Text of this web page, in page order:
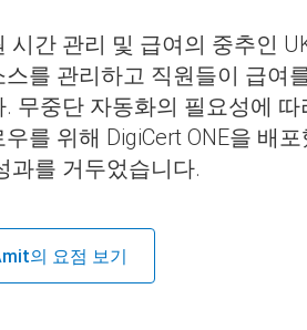
시간 관리 및 급여의 중추인
스를 관리하고 직원들이 급여
. 무중단 자동화의 필요성에
우를 위해 DigiCert ONE을 배
과를 거두었습니다.
의 요점 보기